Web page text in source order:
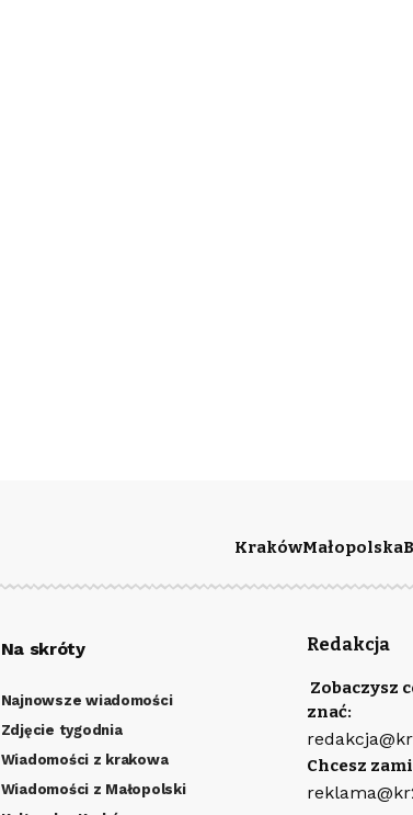
KrakówMałopolska
Na skróty
Najnowsze wiadomości
Zdjęcie tygodnia
Wiadomości z krakowa
Wiadomości z Małopolski
Redakcja
Zobaczysz
znać:
Chcesz